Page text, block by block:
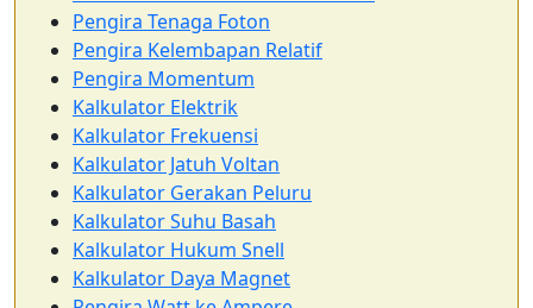
Pengira Tenaga Foton
Pengira Kelembapan Relatif
Pengira Momentum
Kalkulator Elektrik
Kalkulator Frekuensi
Kalkulator Jatuh Voltan
Kalkulator Gerakan Peluru
Kalkulator Suhu Basah
Kalkulator Hukum Snell
Kalkulator Daya Magnet